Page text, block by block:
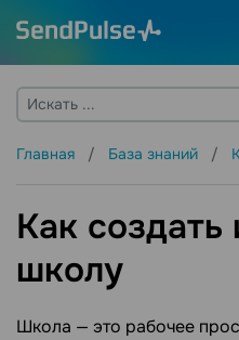
Главная База знаний
Как создать
школу
Школа — это рабочее